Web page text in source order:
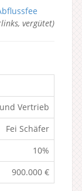
vergütet)
Vertrieb
Fei Schäfer
10%
900.000 €